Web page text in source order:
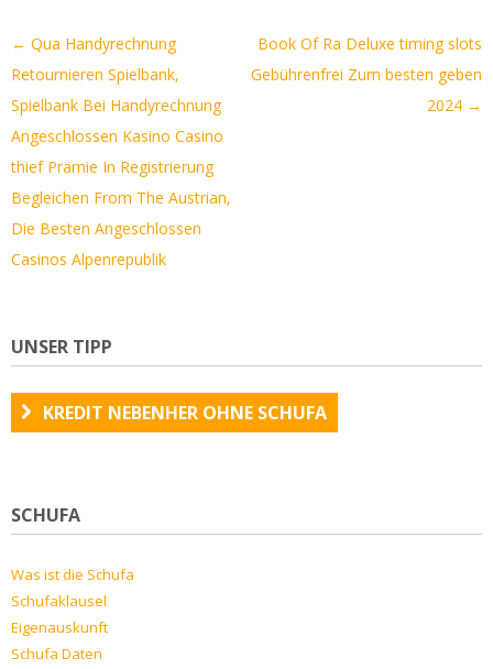
Artikel-
Navigation
← Qua Handyrechnung
Retournieren Spielbank,
Spielbank Bei Handyrechnung
Angeschlossen Kasino Casino
thief Prämie In Registrierung
Begleichen From The Austrian,
Die Besten Angeschlossen
Casinos Alpenrepublik
Book Of Ra Deluxe timing slots
Gebührenfrei Zum besten geben
2024 →
UNSER TIPP
KREDIT NEBENHER OHNE SCHUFA
SCHUFA
Was ist die Schufa
Schufaklausel
Eigenauskunft
Schufa Daten